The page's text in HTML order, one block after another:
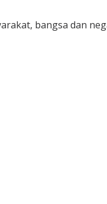
bangsa dan